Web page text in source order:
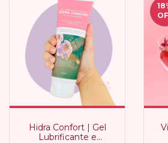
Hidra Confort | Gel
Lubrificante e
18